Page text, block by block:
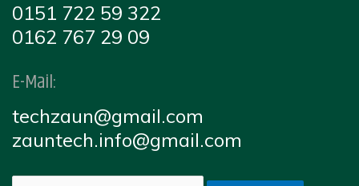
0151 722 59 322
0162 767 29 09
E-Mail:
techzaun@gmail.com
zauntech.info@gmail.com